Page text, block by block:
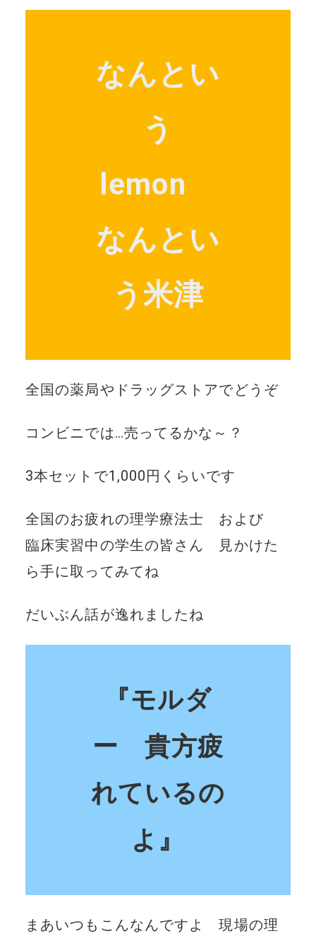
なんとい
う
lemon
なんとい
う米津
全国の薬局やドラッグストアでどうぞ
コンビニでは…売ってるかな～？
3本セットで1,000円くらいです
全国のお疲れの理学療法士 および
臨床実習中の学生の皆さん 見かけた
ら手に取ってみてね
だいぶん話が逸れましたね
『モルダ
ー 貴方疲
れているの
よ』
まあいつもこんなんですよ 現場の理